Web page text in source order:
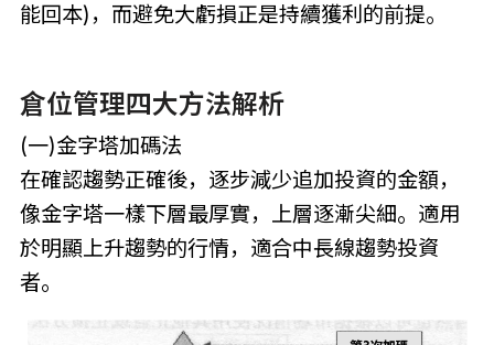
能回本)，而避免大虧損正是持續獲利的前提。
倉位管理四大方法解析
(一)金字塔加碼法
在確認趨勢正確後，逐步減少追加投資的金額，
像金字塔一樣下層最厚實，上層逐漸尖細。適用
於明顯上升趨勢的行情，適合中長線趨勢投資
者。